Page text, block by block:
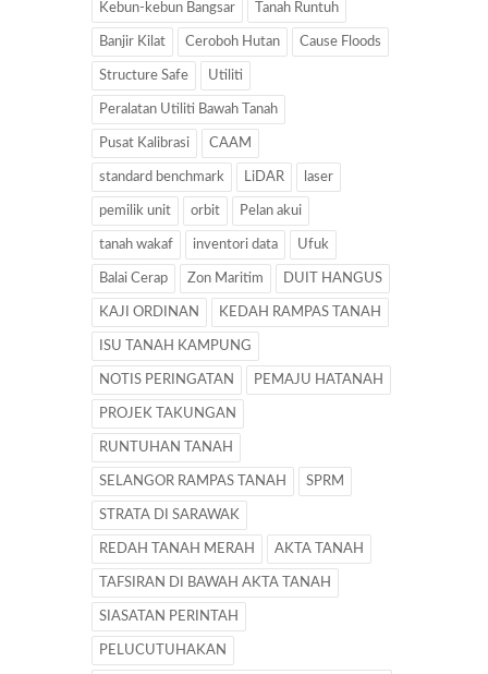
Kebun-kebun Bangsar Tanah Runtuh
Banjir Kilat Ceroboh Hutan Cause Floods
Structure Safe Utiliti
Peralatan Utiliti Bawah Tanah
Pusat Kalibrasi CAAM
standard benchmark LiDAR laser
pemilik unit orbit Pelan akui
tanah wakaf inventori data Ufuk
Balai Cerap Zon Maritim DUIT HANGUS
KAJI ORDINAN KEDAH RAMPAS TANAH
ISU TANAH KAMPUNG
NOTIS PERINGATAN PEMAJU HATANAH
PROJEK TAKUNGAN
RUNTUHAN TANAH
SELANGOR RAMPAS TANAH SPRM
STRATA DI SARAWAK
REDAH TANAH MERAH AKTA TANAH
TAFSIRAN DI BAWAH AKTA TANAH
SIASATAN PERINTAH
PELUCUTUHAKAN